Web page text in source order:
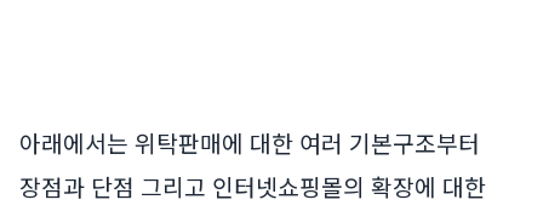
아래에서는 위탁판매에 대한 여러 기본구조부터
장점과 단점 그리고 인터넷쇼핑몰의 확장에 대한